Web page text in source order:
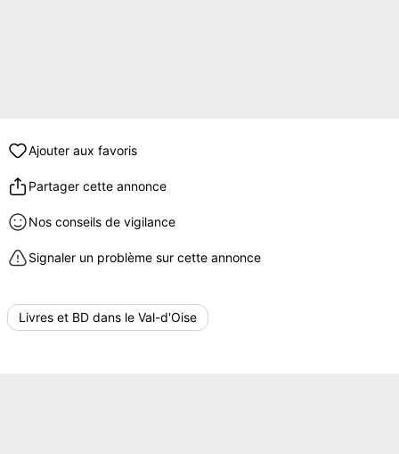
Ajouter aux favoris
Partager cette annonce
Nos conseils de vigilance
Signaler un problème sur cette annonce
Livres et BD dans le Val-d'Oise